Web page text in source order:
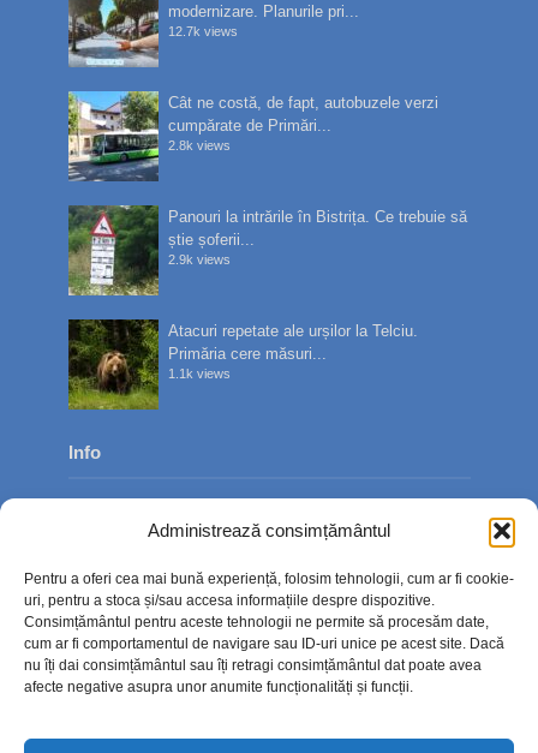
Administrează consimțământul
Pentru a oferi cea mai bună experiență, folosim tehnologii, cum ar fi cookie-
uri, pentru a stoca și/sau accesa informațiile despre dispozitive.
Consimțământul pentru aceste tehnologii ne permite să procesăm date,
cum ar fi comportamentul de navigare sau ID-uri unice pe acest site. Dacă
nu îți dai consimțământul sau îți retragi consimțământul dat poate avea
afecte negative asupra unor anumite funcționalități și funcții.
modernizare. Planurile pri...
12.7k views
Cât ne costă, de fapt, autobuzele verzi
cumpărate de Primări...
2.8k views
Panouri la intrările în Bistrița. Ce trebuie să
știe șoferii...
2.9k views
Atacuri repetate ale urșilor la Telciu.
Primăria cere măsuri...
1.1k views
Info
Contact
Politica de confidențialitate
Politică cookie-uri (UE)